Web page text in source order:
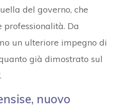
del governo, che
Da
un ulteriore impegno di
già dimostrato sul
nuovo